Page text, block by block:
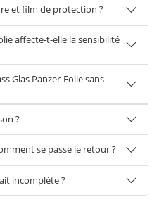
et film de protection ?
affecte-t-elle la sensibilité
Glas Panzer-Folie sans
?
se passe le retour ?
incomplète ?